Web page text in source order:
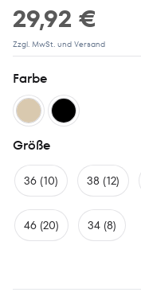
29,92 €
Zzgl. MwSt. und Versand
Farbe
Größe
36 (10) 38 (12)
46 (20) 34 (8)